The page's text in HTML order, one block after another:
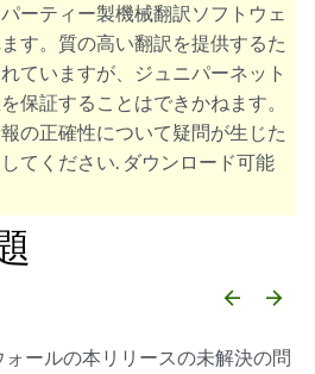
ーティー製機械翻訳ソフトウェ
す。質の高い翻訳を提供するた
ていますが、ジュニパーネット
保証することはできかねます。
の正確性について疑問が生じた
てください. ダウンロード可能
arrow_backward arrow_forward
ォールの本リリースの未解決の問